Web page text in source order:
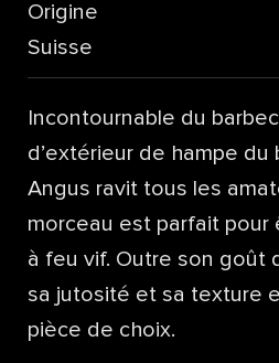
Origine
Suisse
Incontournable du
d’extérieur de hampe
Angus ravit tous les
morceau est parfait pour
à feu vif. Outre son
sa jutosité et sa texture
pièce de choix.